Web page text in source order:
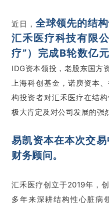
近日， 全球领先的结
汇禾医疗科技有限
疗”）完成B轮数亿
IDG资本领投，老股东国方
上海科创基金，诺庾资本
构投资者对汇禾医疗在结
极大肯定及对公司发展的强
易凯资本在本次交
财务顾问。
汇禾医疗创立于2019年，
多年来深耕结构性心脏病